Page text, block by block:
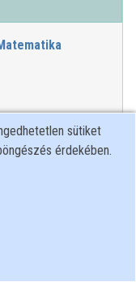
sütiket
érdekében.